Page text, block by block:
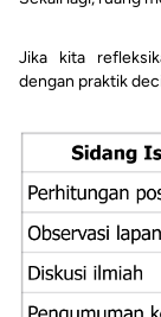
Jika kita
dengan praktik